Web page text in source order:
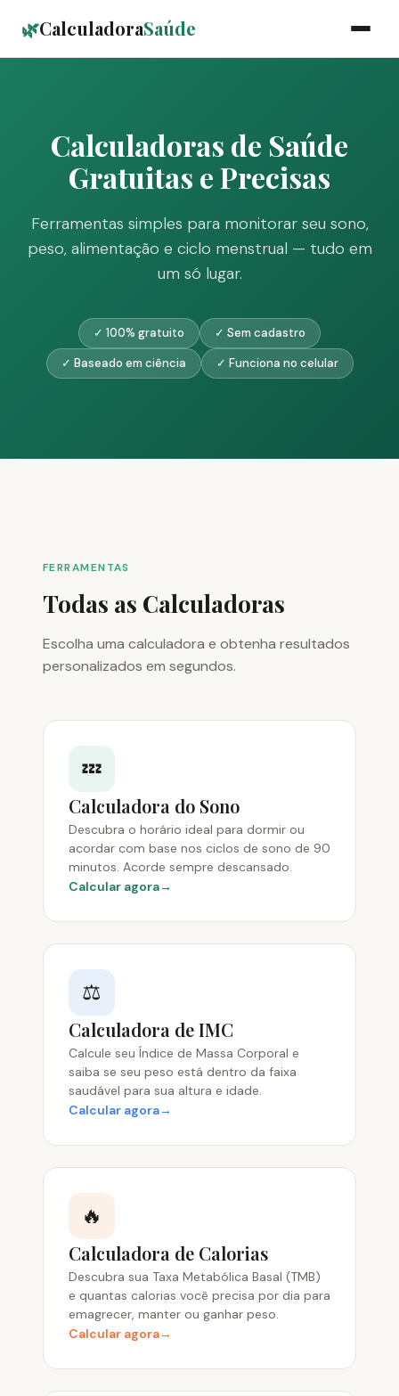
🌿CalculadoraSaúde
Calculadoras de Saúde
Gratuitas e Precisas
Ferramentas simples para monitorar seu sono,
peso, alimentação e ciclo menstrual — tudo em
um só lugar.
✓ 100% gratuito
✓ Sem cadastro
✓ Baseado em ciência
✓ Funciona no celular
FERRAMENTAS
Todas as Calculadoras
Escolha uma calculadora e obtenha resultados
personalizados em segundos.
💤
Calculadora do Sono
Descubra o horário ideal para dormir ou
acordar com base nos ciclos de sono de 90
minutos. Acorde sempre descansado.
Calcular agora
⚖️
Calculadora de IMC
Calcule seu Índice de Massa Corporal e
saiba se seu peso está dentro da faixa
saudável para sua altura e idade.
Calcular agora
🔥
Calculadora de Calorias
Descubra sua Taxa Metabólica Basal (TMB)
e quantas calorias você precisa por dia para
emagrecer, manter ou ganhar peso.
Calcular agora